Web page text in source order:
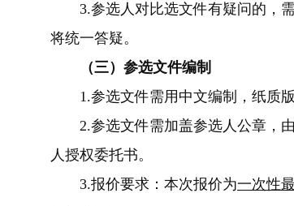
3.参选人对比选文件有疑问的，
将统一答疑。
（三）参选文件编制
1.参选文件需用中文编制，纸质
2.参选文件需加盖参选人公章，
人授权委托书。
3.报价要求：本次报价为一次性